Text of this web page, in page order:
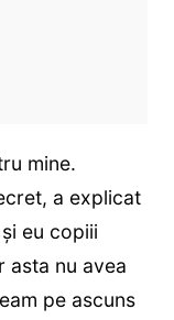
mine.
a explicat
eu copiii
asta nu avea
pe ascuns